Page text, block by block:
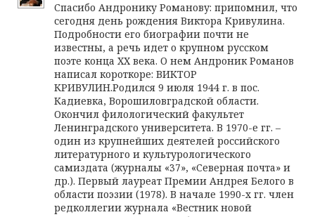
Спасибо Андронику Романову: припомнил, что
сегодня день рождения Виктора Кривулина.
Подробности его биографии почти не
известны, а речь идет о крупном русском
поэте конца ХХ века. О нем Андроник Романов
написал короткоре: ВИКТОР
КРИВУЛИН.Родился 9 июля 1944 г. в пос.
Кадиевка, Ворошиловградской области.
Окончил филологический факультет
Ленинградского университета. В 1970-е гг. –
один из крупнейших деятелей российского
литературного и культурологического
самиздата (журналы «37», «Северная почта» и
др.). Первый лауреат Премии Андрея Белого в
области поэзии (1978). В начале 1990-х гг. член
редколлегии журнала «Вестник новой